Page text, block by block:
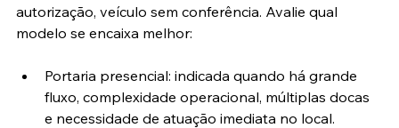
autorização, veículo sem conferência. Avalie qual
modelo se encaixa melhor:
Portaria presencial: indicada quando há grande
fluxo, complexidade operacional, múltiplas docas
e necessidade de atuação imediata no local.